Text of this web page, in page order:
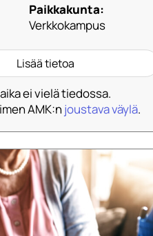
Paikkakunta:
Verkkokampus
Lisää tietoa
ei vielä tiedossa.
AMK:n joustava väylä.